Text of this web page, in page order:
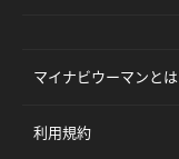
マイナビウーマンとは
利用規約